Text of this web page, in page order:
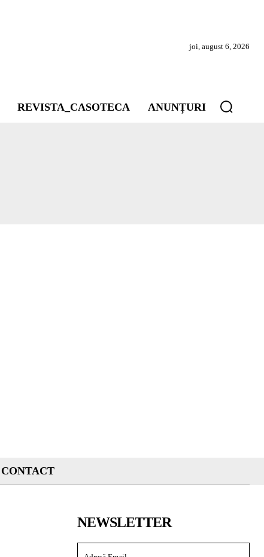
joi, august 6, 2026
REVISTA_CASOTECA ANUNȚURI
CONTACT
NEWSLETTER